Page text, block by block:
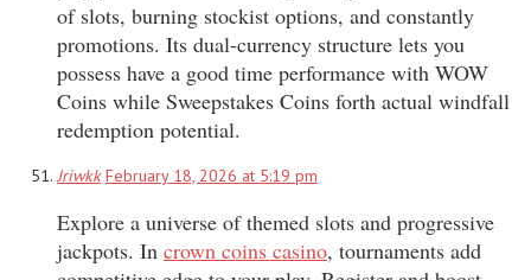
of slots, burning stockist options, and constantly
promotions. Its dual-currency structure lets you
possess have a good time performance with WOW
Coins while Sweepstakes Coins forth actual windfall
redemption potential.
Jriwkk February 18, 2026 at 5:19 pm
Explore a universe of themed slots and progressive
jackpots. In crown coins casino, tournaments add